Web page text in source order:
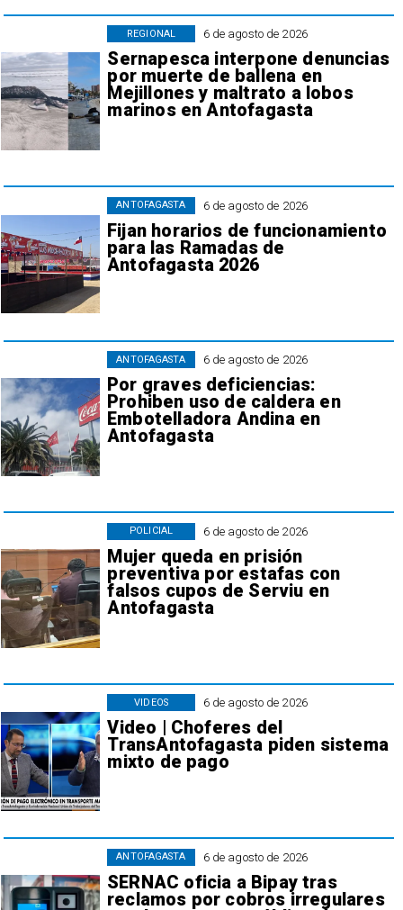
6 de agosto de 2026
Sernapesca interpone denuncias
por muerte de ballena en
Mejillones y maltrato a lobos
marinos en Antofagasta
REGIONAL
6 de agosto de 2026
Fijan horarios de funcionamiento
para las Ramadas de
Antofagasta 2026
ANTOFAGASTA
6 de agosto de 2026
Por graves deficiencias:
Prohiben uso de caldera en
Embotelladora Andina en
Antofagasta
ANTOFAGASTA
6 de agosto de 2026
Mujer queda en prisión
preventiva por estafas con
falsos cupos de Serviu en
Antofagasta
POLICIAL
6 de agosto de 2026
Video | Choferes del
TransAntofagasta piden sistema
mixto de pago
VIDEOS
6 de agosto de 2026
SERNAC oficia a Bipay tras
reclamos por cobros irregulares
ANTOFAGASTA